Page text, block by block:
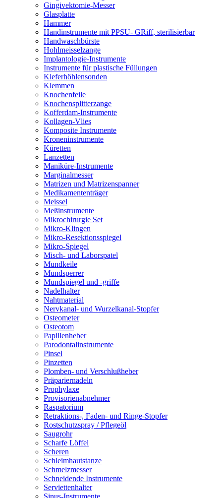
Gingivektomie-Messer
Glasplatte
Hammer
Handinstrumente mit PPSU- GRiff, sterilisierbar
Handwaschbürste
Hohlmeisselzange
Implantologie-Instrumente
Instrumente für plastische Füllungen
Kieferhöhlensonden
Klemmen
Knochenfeile
Knochensplitterzange
Kofferdam-Instrumente
Kollagen-Vlies
Komposite Instrumente
Kroneninstrumente
Küretten
Lanzetten
Maniküre-Instrumente
Marginalmesser
Matrizen und Matrizenspanner
Medikamententräger
Meissel
Meßinstrumente
Mikrochirurgie Set
Mikro-Klingen
Mikro-Resektionsspiegel
Mikro-Spiegel
Misch- und Laborspatel
Mundkeile
Mundsperrer
Mundspiegel und -griffe
Nadelhalter
Nahtmaterial
Nervkanal- und Wurzelkanal-Stopfer
Osteometer
Osteotom
Papillenheber
Parodontalinstrumente
Pinsel
Pinzetten
Plomben- und Verschlußheber
Präpariernadeln
Prophylaxe
Provisorienabnehmer
Raspatorium
Retraktions-, Faden- und Ringe-Stopfer
Rostschutzspray / Pflegeöl
Saugrohr
Scharfe Löffel
Scheren
Schleimhautstanze
Schmelzmesser
Schneidende Instrumente
Serviettenhalter
Sinus-Instrumente